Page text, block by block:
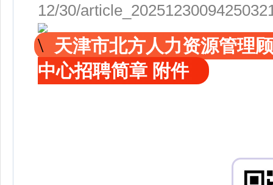
12/30/
天津市北方人力资源管理
中心招聘简章 附件